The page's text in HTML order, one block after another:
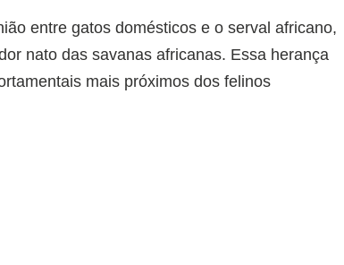
entre gatos domésticos e o serval africano,
nato das savanas africanas. Essa herança
mais próximos dos felinos